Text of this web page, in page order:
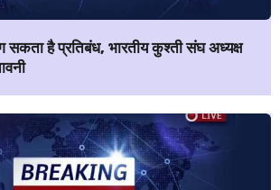
सकता है प्रतिबंध, भारतीय कुश्ती संघ अध्यक्ष